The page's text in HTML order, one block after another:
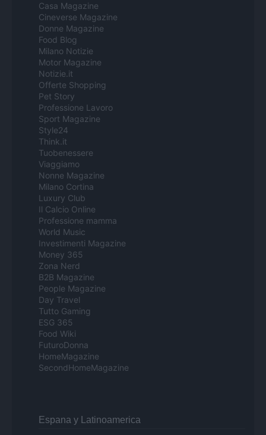
Casa Magazine
Cineverse Magazine
Donne Magazine
Food Blog
Milano Notizie
Motor Magazine
Notizie.it
Offerte Shopping
Pet Story
Professione Lavoro
Sport Magazine
Style24
Think.it
Tuobenessere
Viaggiamo
Nonne Magazine
Milano Cortina
Luxury Club
Il Calcio Online
Professione mamma
World Music
Investimenti Magazine
Money 365
Zona Nerd
B2B Magazine
People Magazine
Day Travel
Tutto Gaming
ESG 365
Food Wiki
FuturoDonna
HomeMagazine
SecondHomeMagazine
Espana y Latinoamerica